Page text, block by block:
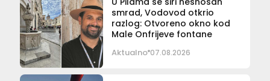
smrad, Vodovod otkrio
razlog: Otvoreno okno kod
Male Onfrijeve fontane
Aktualno 07.08.2026